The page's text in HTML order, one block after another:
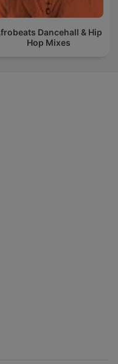
Dancehall & Hip
Hop Mixes